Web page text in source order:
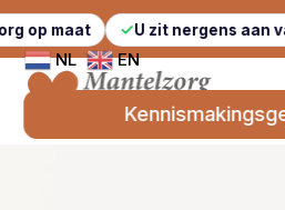
U zit nergens aan vast
NL EN